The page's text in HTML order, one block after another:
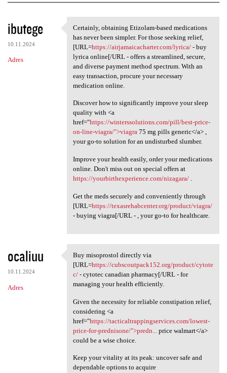
K
o
m
e
ibutege
10.11.2024
Adres
Certainly, obtaining Etizolam
Certainly, obtaining Etizolam-based medications
has never been simpler. For those seeking relief,
[URL=https://airjamaicacharter.com/lyrica/- buy
lyrica online[/URL - offers a streamlined, secure,
and diverse payment method spectrum. With an
easy transaction, procure your necessary
medication online.
Discover how to significantly improve your sleep
quality with <a
href="https://winterssolutions.com/pill/best-price-
on-line-viagra/">viagra75 mg pills generic</a> ,
your go-to solution for an undisturbed slumber.
Improve your health easily, order your medications
online. Don't miss out on special offers at
https://yourbirthexperience.com/nizagara/.
Get the meds securely and conveniently through
[URL=https://texasrehabcenter.org/product/viagra/
- buying viagra[/URL - , your go-to for healthcare.
ocaliuu
10.11.2024
Adres
Buy misoprostol directly via
Buy misoprostol directly via
[URL=https://cubscoutpack152.org/product/cytote
c/- cytotec canadian pharmacy[/URL - for
managing your health efficiently.
Given the necessity for reliable constipation relief,
considering <a
href="https://tacticaltrappingservices.com/lowest-
price-for-prednisone/">predn...
price walmart</a>
could be a wise choice.
Keep your vitality at its peak: uncover safe and
dependable options to acquire